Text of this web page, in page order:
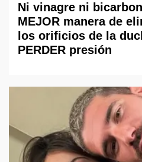
Ni vinagre ni
MEJOR manera de
los orificios de la
PERDER presión